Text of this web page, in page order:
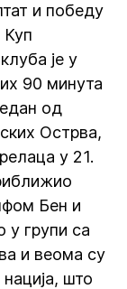
и победу
Куп
је у
90 минута
од
Острва,
у 21.
Бен и
у групи са
и веома су
што